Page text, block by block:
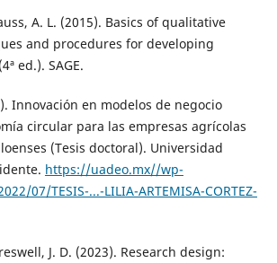
A. L. (2015). Basics of qualitative
and procedures for developing
ed.). SAGE.
Innovación en modelos de negocio
circular para las empresas agrícolas
(Tesis doctoral). Universidad
https://uadeo.mx//wp-
07/TESIS-...-LILIA-ARTEMISA-CORTEZ-
J. D. (2023). Research design: